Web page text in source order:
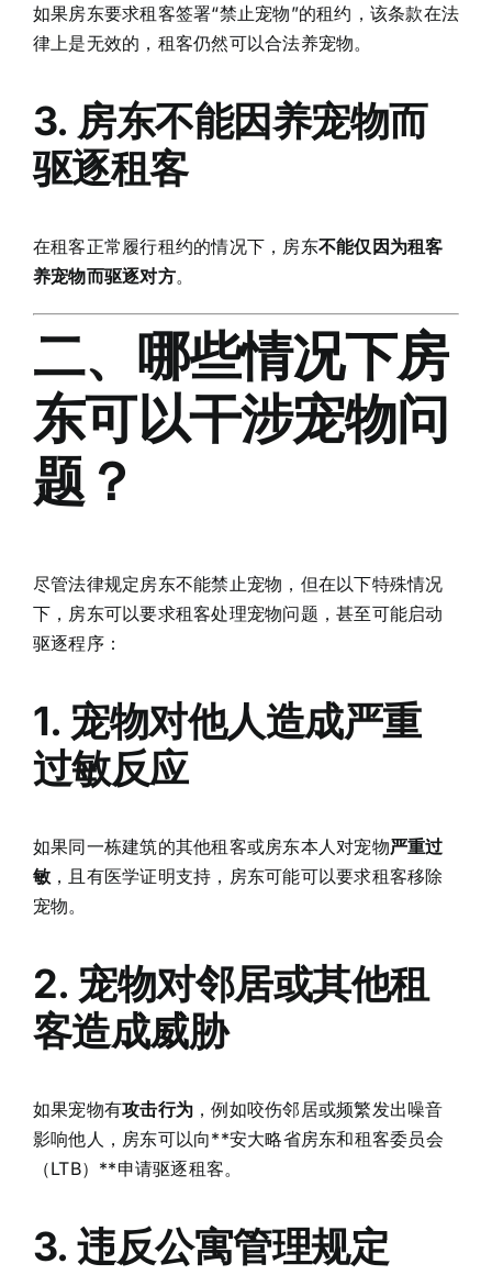
如果房东要求租客签署“禁止宠物”的租约，该条款在法
律上是无效的，租客仍然可以合法养宠物。
3. 房东不能因养宠物而
驱逐租客
在租客正常履行租约的情况下，房东不能仅因为租客
养宠物而驱逐对方。
二、哪些情况下房
东可以干涉宠物问
题？
尽管法律规定房东不能禁止宠物，但在以下特殊情况
下，房东可以要求租客处理宠物问题，甚至可能启动
驱逐程序：
1. 宠物对他人造成严重
过敏反应
如果同一栋建筑的其他租客或房东本人对宠物严重过
敏 ，且有医学证明支持，房东可能可以要求租客移除
宠物。
2. 宠物对邻居或其他租
客造成威胁
如果宠物有攻击行为 ，例如咬伤邻居或频繁发出噪音
影响他人，房东可以向**安大略省房东和租客委员会
（LTB）**申请驱逐租客。
3. 违反公寓管理规定